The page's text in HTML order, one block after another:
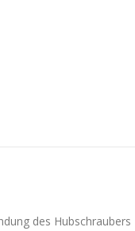
des Hubschraubers